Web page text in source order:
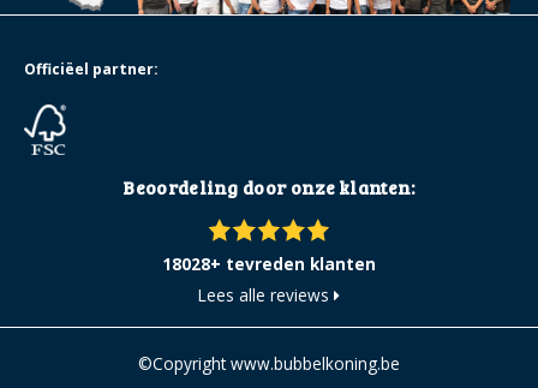
Beoordeling door onze klanten:
18028+ tevreden klanten
Lees alle reviews
Officiëel partner:
©Copyright www.bubbelkoning.be